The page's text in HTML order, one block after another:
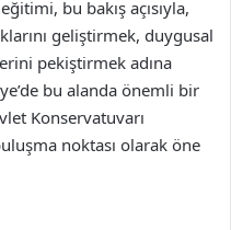
bu bakış açısıyla,
geliştirmek, duygusal
pekiştirmek adına
bu alanda önemli bir
Konservatuvarı
noktası olarak öne